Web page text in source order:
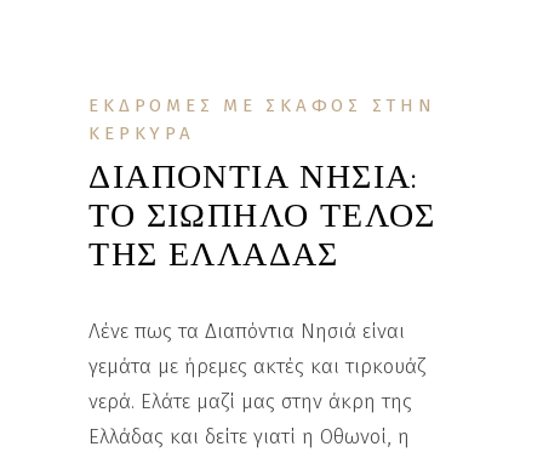
ΕΚΔΡΟΜΕΣ ΜΕ ΣΚΑΦΟΣ ΣΤΗΝ
ΚΕΡΚΥΡΑ
ΔΙΑΠΟΝΤΙΑ ΝΗΣΙΑ:
ΤΟ ΣΙΩΠΗΛΟ ΤΕΛΟΣ
ΤΗΣ ΕΛΛΑΔΑΣ
Λένε πως τα Διαπόντια Νησιά είναι
γεμάτα με ήρεμες ακτές και τιρκουάζ
νερά. Ελάτε μαζί μας στην άκρη της
Ελλάδας και δείτε γιατί η Οθωνοί, η